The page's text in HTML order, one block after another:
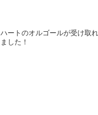
ハートのオルゴールが受け取
ました！